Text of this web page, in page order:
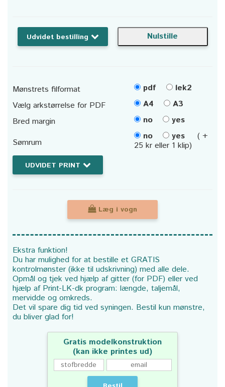
Udvidet bestilling
Mønstrets filformat pdf
lek2
Vælg arkstørrelse for PDF
A4
A3
Bred margin
no
yes
Sømrum
no yes
( +
25 kr eller 1 klip)
UDVIDET PRINT
Læg i vogn
Ekstra funktion!
Du har mulighed for at bestille et GRATIS
kontrolmønster (ikke til udskrivning) med alle dele.
Opmål og tjek ved hjælp af gitter (for PDF) eller ved
hjælp af Print-LK-dk program: længde, taljemål,
mervidde og omkreds.
Det vil spare dig tid ved syningen. Bestil kun mønstre,
du bliver glad for!
Gratis modelkonstruktion
(kan ikke printes ud)